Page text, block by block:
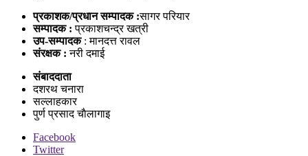
प्रकाशक/प्रधान सम्पादक :सागर परियार
सम्पादक :प्रकाशचन्द्र खत्री
उप-सम्पादक: मानदत्त रावल
संरक्षक : नरी दमाई
संबाददाता
दशरथ चनारा
सल्लाहकार
पुर्ण प्रसाद चाैलागाइ
Facebook
Twitter